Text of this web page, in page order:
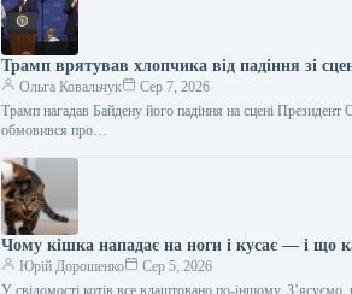
Трамп врятував хлопчика від падіння зі
Ольга Ковальчук
Сер 7, 2026
Трамп нагадав Байдену його падіння на сцені
обмовився про…
Чому кішка нападає на ноги і кусає — і що
Юрій Дорошенко
Сер 5, 2026
У свідомості котів все влаштовано по-іншому.